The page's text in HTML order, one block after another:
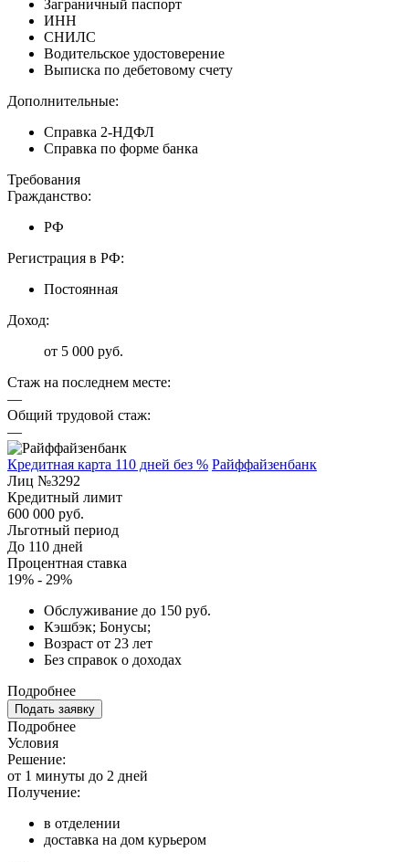
Заграничный паспорт
ИНН
СНИЛС
Водительское удостоверение
Выписка по дебетовому счету
Дополнительные:
Справка 2-НДФЛ
Справка по форме банка
Требования
Гражданство:
РФ
Регистрация в РФ:
Постоянная
Доход:
от 5 000 руб.
Стаж на последнем месте:
—
Общий трудовой стаж:
—
Кредитная карта 110 дней без % Райффайзенбанк
Лиц №3292
Кредитный лимит
600 000 руб.
Льготный период
До 110 дней
Процентная ставка
19% - 29%
Обслуживание до 150 руб.
Кэшбэк; Бонусы;
Возраст от 23 лет
Без справок о доходах
Подробнее
Подать заявку
Подробнее
Условия
Решение:
от 1 минуты до 2 дней
Получение:
в отделении
доставка на дом курьером